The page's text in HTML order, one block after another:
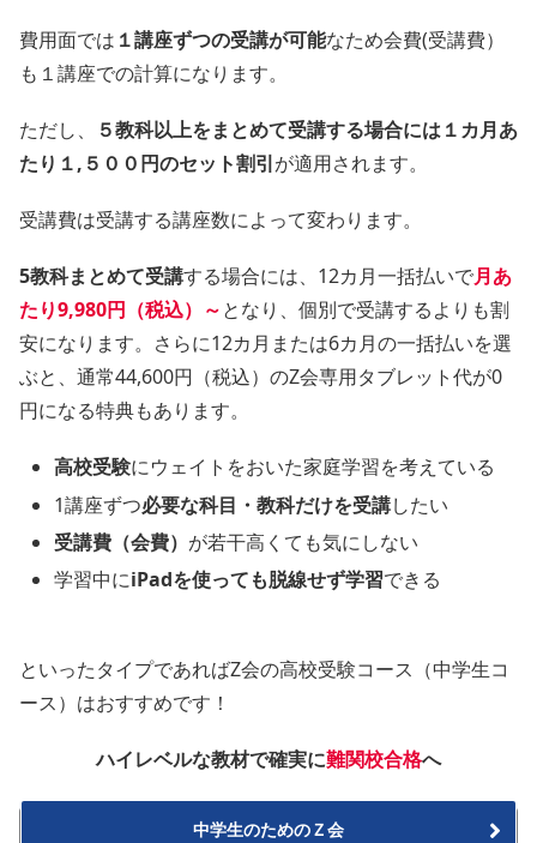
費用面では １講座ずつの受講が可能なため会費(受講費）
も１講座での計算になります。
ただし、
５教科以上をまとめて受講する場合には１カ月あ
たり１,５００円のセット割引が適用されます。
受講費は受講する講座数によって変わります。
5教科まとめて受講する場合には、12カ月一括払いで月あ
たり9,980円（税込）～となり、個別で受講するよりも割
安になります。さらに12カ月または6カ月の一括払いを選
ぶと、通常44,600円（税込）のZ会専用タブレット代が0
円になる特典もあります。
高校受験にウェイトをおいた家庭学習を考えている
1講座ずつ必要な科目・教科だけを受講したい
受講費（会費） が若干高くても気にしない
学習中にiPadを使っても脱線せず学習できる
といったタイプであればZ会の高校受験コース（中学生コ
ース）はおすすめです！
ハイレベルな教材で確実に難関校合格へ
中学生のためのＺ会